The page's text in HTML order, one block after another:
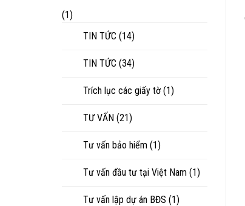
(1)
TIN TỨC (14)
TIN TỨC (34)
Trích lục các giấy tờ (1)
TƯ VẤN (21)
Tư vấn bảo hiểm (1)
Tư vấn đầu tư tại Việt Nam (1)
Tư vấn lập dự án BĐS (1)